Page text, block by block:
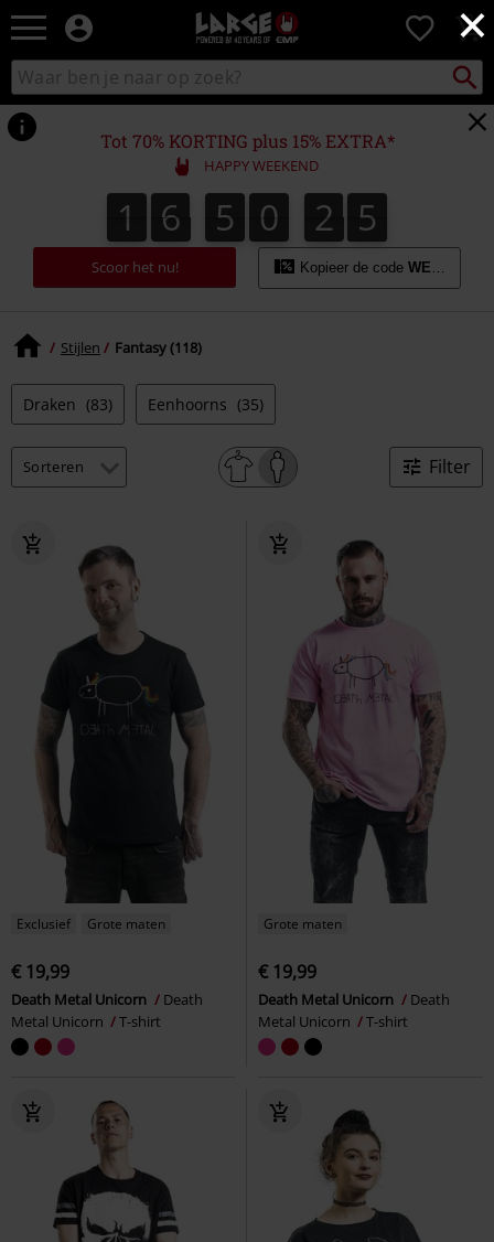
×
Large
–
Muziek-,
en
gaming-
merch
+
alternatieve
kleding
0
Zoek
in
catalogus
zoeken
Tot 70% KORTING plus 15% EXTRA*
HAPPY WEEKEND
1
1 6
6 5
5 0
0 2
2
2
2 3
4
3
5
4
Scoor het nu! Kopieer de code WEEKEND
Stijlen Fantasy (118)
Draken (83) Eenhoorns (35)
Filter
Exclusief Grote maten
€ 19,99
Death Metal Unicorn
Death
Metal Unicorn
T-shirt
Grote maten
€ 19,99
Death Metal Unicorn
Death
Metal Unicorn
T-shirt